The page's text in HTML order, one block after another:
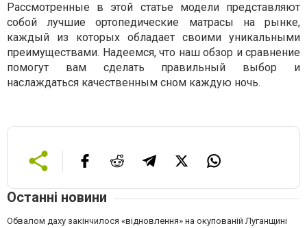
Рассмотренные в этой статье модели представляют
собой лучшие ортопедические матрасы на рынке,
каждый из которых обладает своими уникальными
преимуществами. Надеемся, что наш обзор и сравнение
помогут вам сделать правильный выбор и
наслаждаться качественным сном каждую ночь.
Останні новини
Обвалом даху закінчилося «відновлення» на окупованій Луганщині